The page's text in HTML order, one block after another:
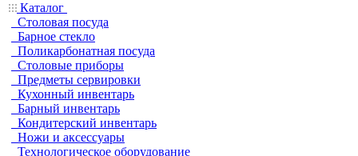
Каталог
Столовая посуда
Барное стекло
Поликарбонатная посуда
Столовые приборы
Предметы сервировки
Кухонный инвентарь
Барный инвентарь
Кондитерский инвентарь
Ножи и аксессуары
Технологическое оборудование